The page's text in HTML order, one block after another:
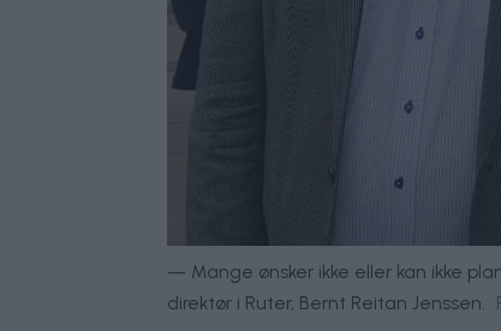
— Mange ønsker ikke eller kan ikke
direktør i Ruter, Bernt Reitan Jenssen.